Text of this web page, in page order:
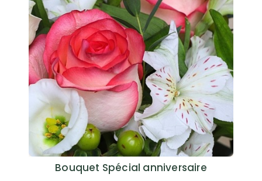
Bouquet Spécial anniversaire